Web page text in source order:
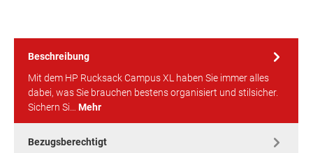
Beschreibung
Mit dem HP Rucksack Campus XL haben Sie immer alles
dabei, was Sie brauchen bestens organisiert und stilsicher.
Sichern Si… Mehr
Bezugsberechtigt